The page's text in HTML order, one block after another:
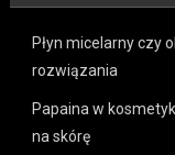
Płyn micelarny czy
rozwiązania
Papaina w
na skórę